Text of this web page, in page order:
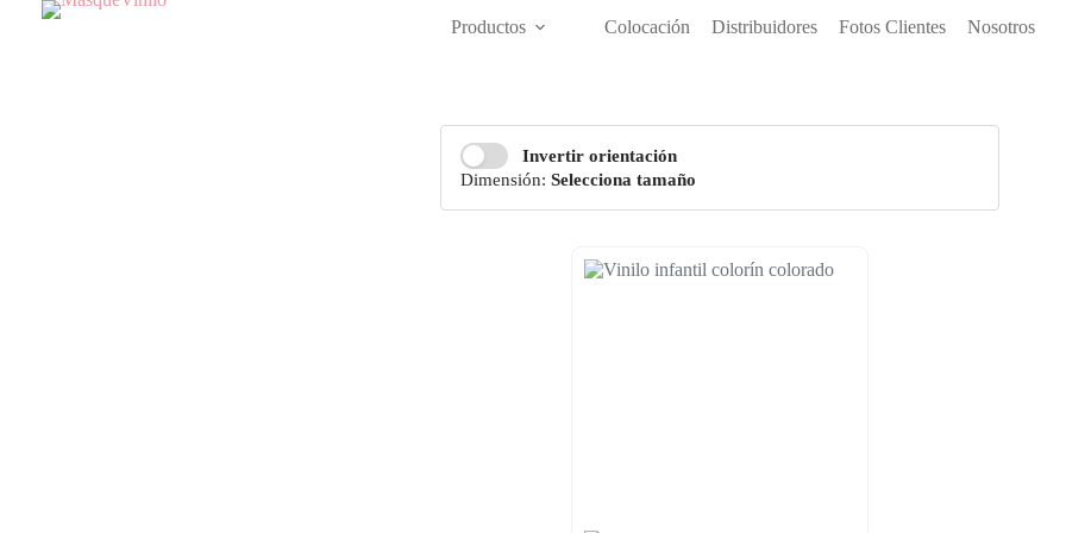
Productos Colocación Distribuidores Fotos Clientes Nosotros
Invertir orientación
Dimensión: Selecciona tamaño